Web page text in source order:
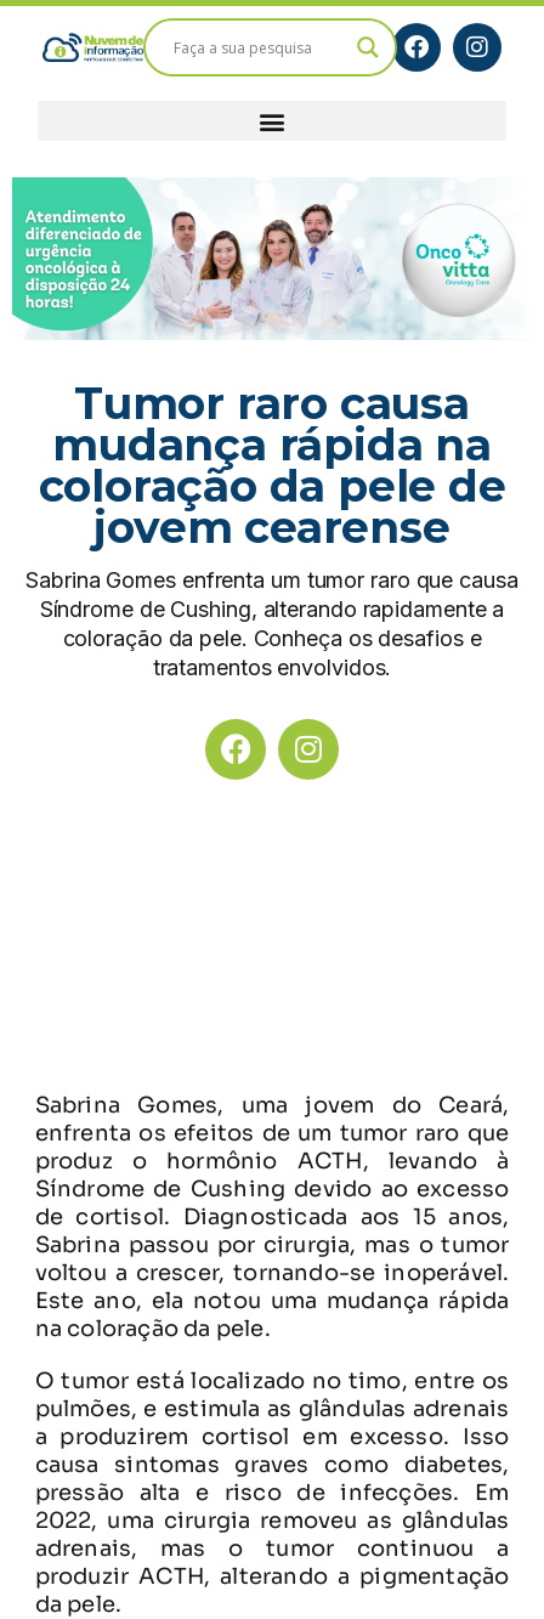
Tumor raro causa
mudança rápida na
coloração da pele de
jovem cearense
Sabrina Gomes enfrenta um tumor raro que causa
Síndrome de Cushing, alterando rapidamente a
coloração da pele. Conheça os desafios e
tratamentos envolvidos.
Sabrina Gomes, uma jovem do Ceará,
enfrenta os efeitos de um tumor raro que
produz o hormônio ACTH, levando à
Síndrome de Cushing devido ao excesso
de cortisol. Diagnosticada aos 15 anos,
Sabrina passou por cirurgia, mas o tumor
voltou a crescer, tornando-se inoperável.
Este ano, ela notou uma mudança rápida
na coloração da pele.
O tumor está localizado no timo, entre os
pulmões, e estimula as glândulas adrenais
a produzirem cortisol em excesso. Isso
causa sintomas graves como diabetes,
pressão alta e risco de infecções. Em
2022, uma cirurgia removeu as glândulas
adrenais, mas o tumor continuou a
produzir ACTH, alterando a pigmentação
da pele.